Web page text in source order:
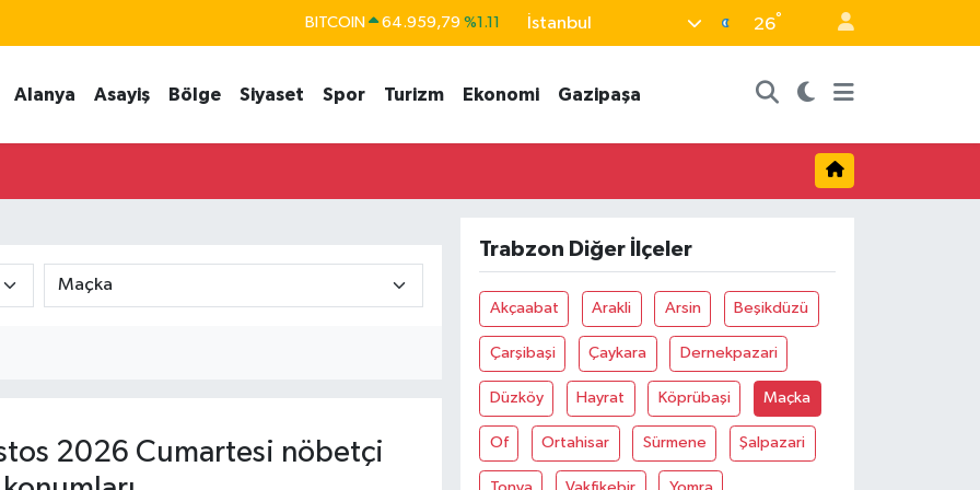
BITCOIN 64.959,79 %1.11
EURO 55,2510 %0.32
STERLİN 64,4811 %0.38
İstanbul 26°
Alanya Asayiş Bölge Siyaset Spor Turizm Ekonomi Gazipaşa
2026 Cumartesi nöbetçi
Trabzon Diğer İlçeler
Akçaabat Arakli Arsin Beşikdüzü
Çarşibaşi Çaykara Dernekpazari
Düzköy Hayrat Köprübaşi Maçka
Of Ortahisar Sürmene Şalpazari